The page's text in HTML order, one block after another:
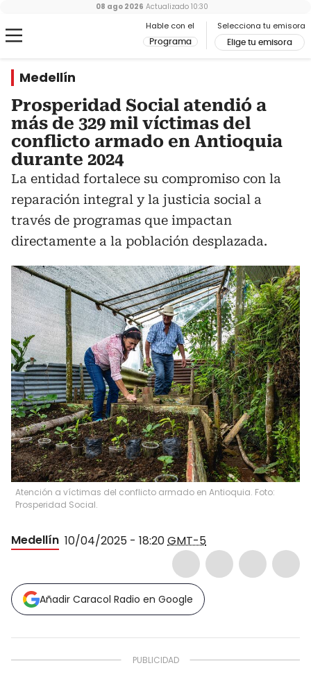
Hable con el
Programa
Selecciona tu emisora
Elige tu emisora
08 ago 2026 Actualizado 10:30
Medellín
Prosperidad Social atendió a
más de 329 mil víctimas del
conflicto armado en Antioquia
durante 2024
La entidad fortalece su compromiso con la
reparación integral y la justicia social a
través de programas que impactan
directamente a la población desplazada.
Atención a víctimas del conflicto armado en Antioquia. Foto:
Prosperidad Social.
Medellín 10/04/2025 - 18:20GMT-5
Añadir Caracol Radio en Google